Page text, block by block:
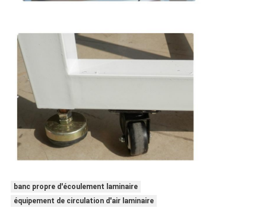
banc propre d'écoulement laminaire
équipement de circulation d'air laminaire